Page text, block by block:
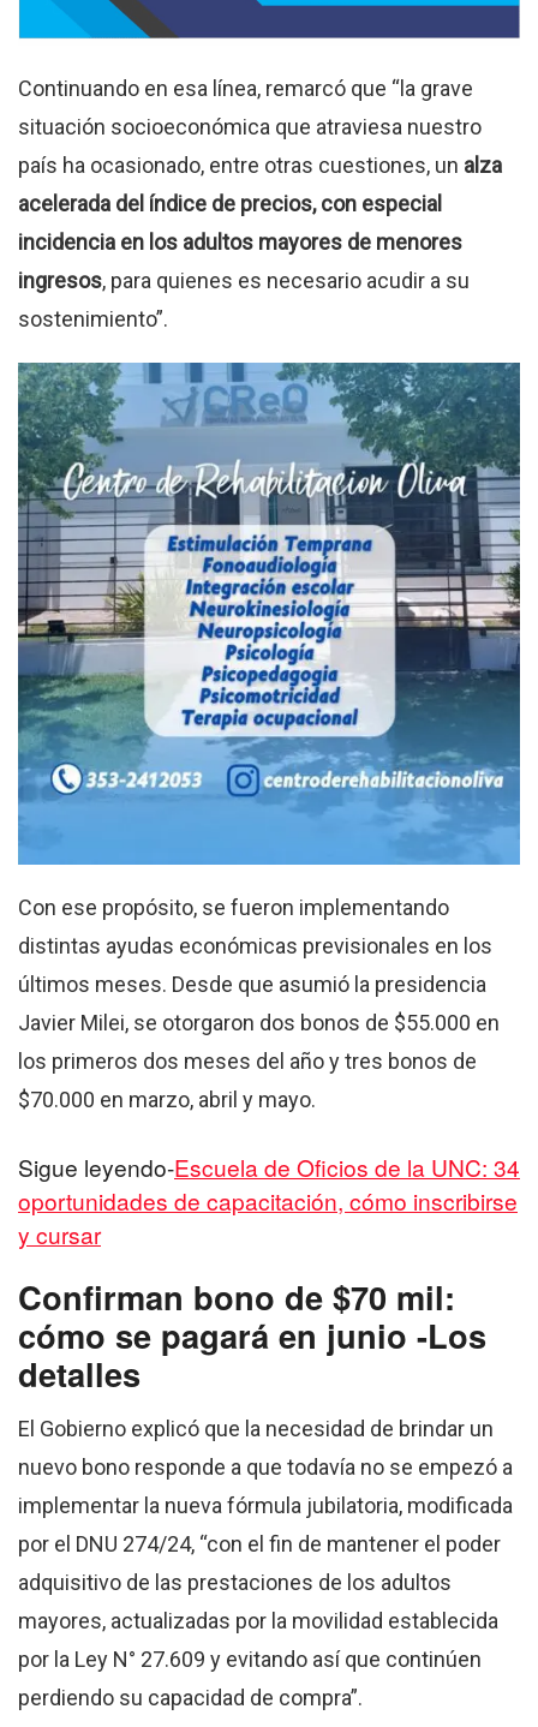
Continuando en esa línea, remarcó que “la grave
situación socioeconómica que atraviesa nuestro
país ha ocasionado, entre otras cuestiones, un alza
acelerada del índice de precios, con especial
incidencia en los adultos mayores de menores
ingresos, para quienes es necesario acudir a su
sostenimiento”.
Con ese propósito, se fueron implementando
distintas ayudas económicas previsionales en los
últimos meses. Desde que asumió la presidencia
Javier Milei, se otorgaron dos bonos de $55.000 en
los primeros dos meses del año y tres bonos de
$70.000 en marzo, abril y mayo.
Sigue leyendo-Escuela de Oficios de la UNC: 34
oportunidades de capacitación, cómo inscribirse
y cursar
Confirman bono de $70 mil:
cómo se pagará en junio -Los
detalles
El Gobierno explicó que la necesidad de brindar un
nuevo bono responde a que todavía no se empezó a
implementar la nueva fórmula jubilatoria, modificada
por el DNU 274/24, “con el fin de mantener el poder
adquisitivo de las prestaciones de los adultos
mayores, actualizadas por la movilidad establecida
por la Ley N° 27.609 y evitando así que continúen
perdiendo su capacidad de compra”.